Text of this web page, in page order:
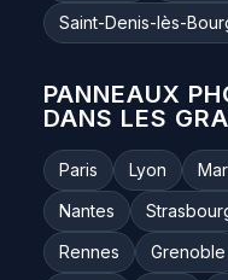
Saint-Denis-lès-
PANNEAUX
DANS LES
Paris Lyon
Nantes
Rennes
Grenoble